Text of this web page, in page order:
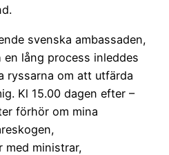
svenska ambassaden,
lång process inleddes
ryssarna om att utfärda
Kl 15.00 dagen efter –
förhör om mina
med ministrar,